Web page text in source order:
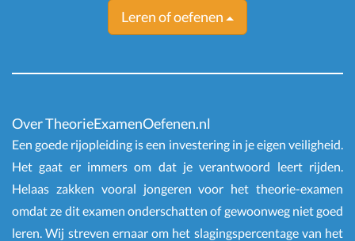
Leren of oefenen
Over TheorieExamenOefenen.nl
Een goede rijopleiding is een investering in je eigen veiligheid.
Het gaat er immers om dat je verantwoord leert rijden.
Helaas zakken vooral jongeren voor het theorie-examen
omdat ze dit examen onderschatten of gewoonweg niet goed
leren. Wij streven ernaar om het slagingspercentage van het